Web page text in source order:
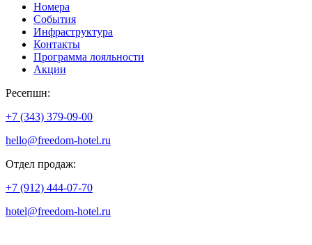
Номера
События
Инфраструктура
Контакты
Программа лояльности
Акции
Ресепшн:
+7 (343) 379-09-00
hello@freedom-hotel.ru
Отдел продаж:
+7 (912) 444-07-70
hotel@freedom-hotel.ru